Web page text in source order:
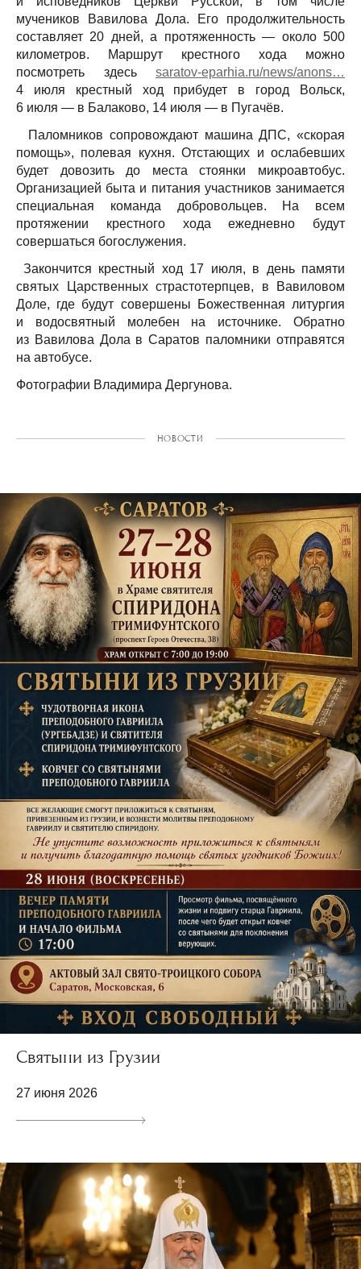
мучеников Вавилова Дола. Его продолжительность
составляет 20 дней, а протяженность — около 500
километров. Маршрут крестного хода можно
посмотреть здесь saratov-eparhia.ru/news/anons…
4 июля крестный ход прибудет в город Вольск,
6 июля — в Балаково, 14 июля — в Пугачёв.
Паломников сопровождают машина ДПС, «скорая
помощь», полевая кухня. Отстающих и ослабевших
будет довозить до места стоянки микроавтобус.
Организацией быта и питания участников занимается
специальная команда добровольцев. На всем
протяжении крестного хода ежедневно будут
совершаться богослужения.
Закончится крестный ход 17 июля, в день памяти
святых Царственных страстотерпцев, в Вавиловом
Доле, где будут совершены Божественная литургия
и водосвятный молебен на источнике. Обратно
из Вавилова Дола в Саратов паломники отправятся
на автобусе.
Фотографии Владимира Дергунова.
НОВОСТИ
Святыни из Грузии
27 июня 2026